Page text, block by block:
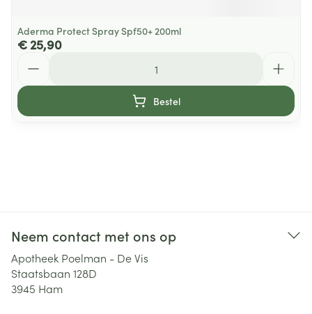
Aderma Protect Spray Spf50+ 200ml
€ 25,90
Bestel
Neem contact met ons op
Apotheek Poelman - De Vis
Staatsbaan 128D
3945 Ham